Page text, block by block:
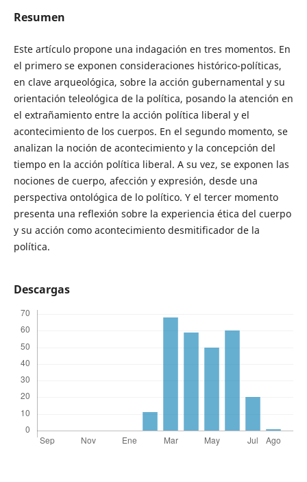
Resumen
Este artículo propone una indagación en tres momentos. En
el primero se exponen consideraciones histórico-políticas,
en clave arqueológica, sobre la acción gubernamental y su
orientación teleológica de la política, posando la atención en
el extrañamiento entre la acción política liberal y el
acontecimiento de los cuerpos. En el segundo momento, se
analizan la noción de acontecimiento y la concepción del
tiempo en la acción política liberal. A su vez, se exponen las
nociones de cuerpo, afección y expresión, desde una
perspectiva ontológica de lo político. Y el tercer momento
presenta una reflexión sobre la experiencia ética del cuerpo
y su acción como acontecimiento desmitificador de la
política.
Descargas